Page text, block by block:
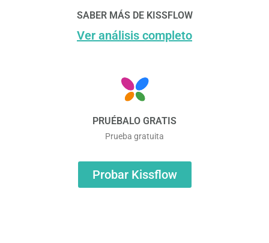
SABER MÁS DE KISSFLOW
Ver análisis completo
PRUÉBALO GRATIS
Prueba gratuita
Probar Kissflow